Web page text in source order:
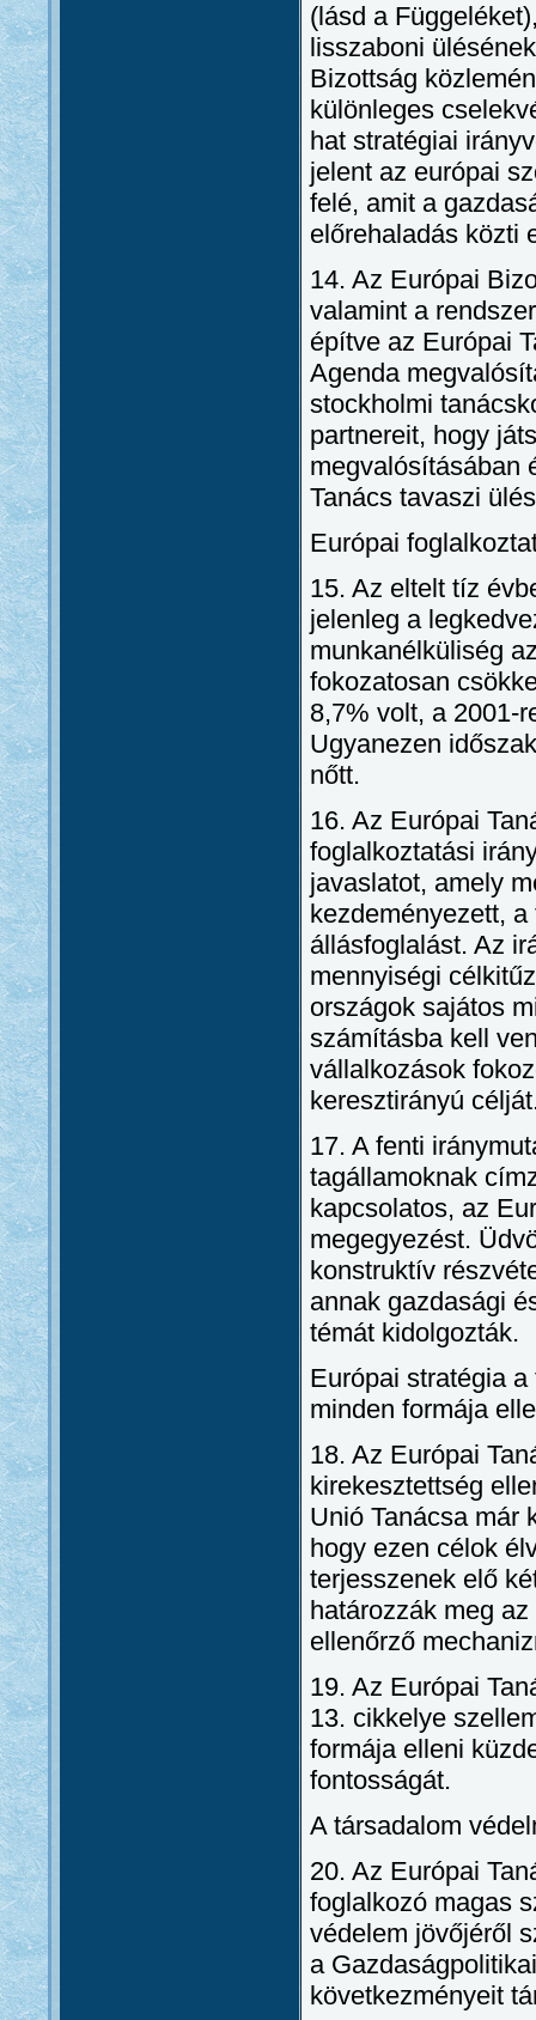
(lásd a
lisszaboni
Bizottság
különleges
hat stratégiai
jelent az európai
felé, amit a
előrehaladás közti
14. Az Európai
valamint a
építve az Európai
Agenda
stockholmi
partnereit, hogy
megvalósításában
Tanács tavaszi
Európai
15. Az eltelt tíz
jelenleg a
munkanélküliség
fokozatosan
8,7% volt, a 2001-
Ugyanezen
nőtt.
16. Az Európai
foglalkoztatási
javaslatot, amely
kezdeményezett,
állásfoglalást. Az
mennyiségi
országok sajátos
számításba kell
vállalkozások
keresztirányú
17. A fenti
tagállamoknak
kapcsolatos, az
megegyezést.
konstruktív
annak gazdasági
témát kidolgozták.
Európai stratégia
minden formája
18. Az Európai
kirekesztettség
Unió Tanácsa már
hogy ezen célok
terjesszenek elő
határozzák meg
ellenőrző
19. Az Európai
13. cikkelye
formája elleni
fontosságát.
A társadalom
20. Az Európai
foglalkozó magas
védelem jövőjéről
a
következményeit